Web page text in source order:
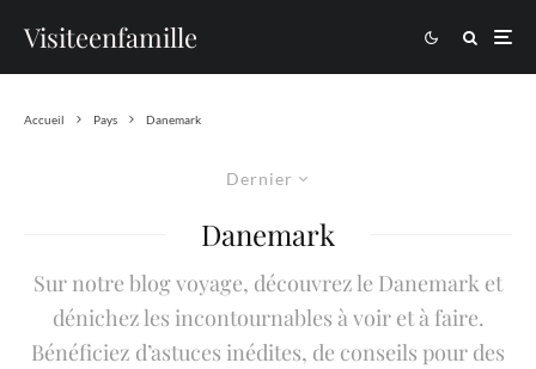
Visiteenfamille
Accueil Pays Danemark
Dernier
Danemark
Sur notre blog voyage, découvrez le Danemark et
dénichez les incontournables à voir et à faire.
Bénéficiez d’astuces inédites, de conseils pour des